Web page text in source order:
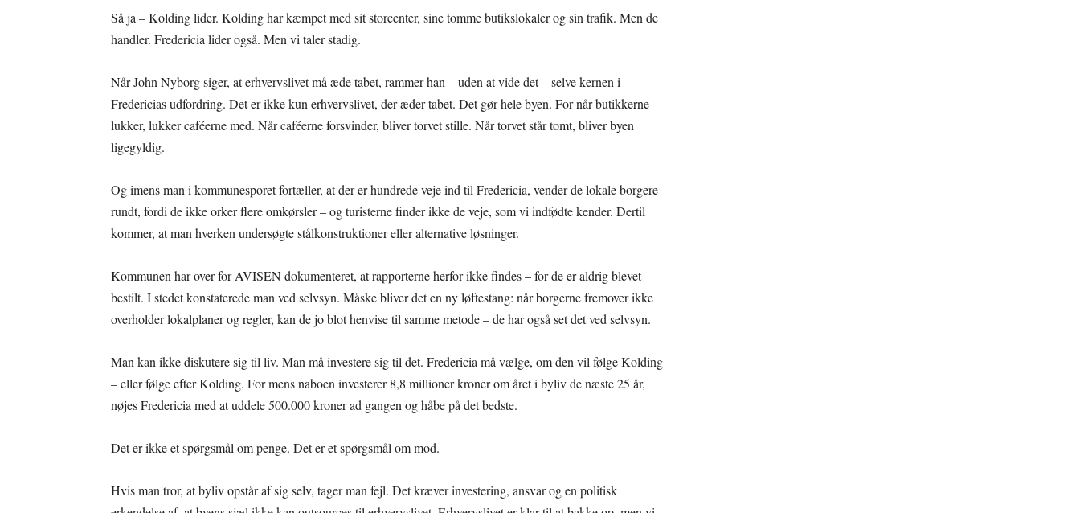
Så ja – Kolding lider. Kolding har kæmpet med sit storcenter, sine tomme butikslokaler og sin trafik. Men de
handler. Fredericia lider også. Men vi taler stadig.
Når John Nyborg siger, at erhvervslivet må æde tabet, rammer han – uden at vide det – selve kernen i
Fredericias udfordring. Det er ikke kun erhvervslivet, der æder tabet. Det gør hele byen. For når butikkerne
lukker, lukker caféerne med. Når caféerne forsvinder, bliver torvet stille. Når torvet står tomt, bliver byen
ligegyldig.
Og imens man i kommunesporet fortæller, at der er hundrede veje ind til Fredericia, vender de lokale borgere
rundt, fordi de ikke orker flere omkørsler – og turisterne finder ikke de veje, som vi indfødte kender. Dertil
kommer, at man hverken undersøgte stålkonstruktioner eller alternative løsninger.
Kommunen har over for AVISEN dokumenteret, at rapporterne herfor ikke findes – for de er aldrig blevet
bestilt. I stedet konstaterede man ved selvsyn. Måske bliver det en ny løftestang: når borgerne fremover ikke
overholder lokalplaner og regler, kan de jo blot henvise til samme metode – de har også set det ved selvsyn.
Man kan ikke diskutere sig til liv. Man må investere sig til det. Fredericia må vælge, om den vil følge Kolding
– eller følge efter Kolding. For mens naboen investerer 8,8 millioner kroner om året i byliv de næste 25 år,
nøjes Fredericia med at uddele 500.000 kroner ad gangen og håbe på det bedste.
Det er ikke et spørgsmål om penge. Det er et spørgsmål om mod.
Hvis man tror, at byliv opstår af sig selv, tager man fejl. Det kræver investering, ansvar og en politisk